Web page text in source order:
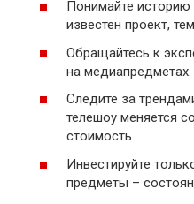
Понимайте
известен проект,
Обращайтесь к
на медиапредметах.
Следите за
телешоу меняется
стоимость.
Инвестируйте
предметы –